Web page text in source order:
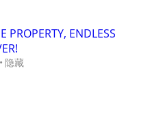
PROPERTY, ENDLESS
隐藏